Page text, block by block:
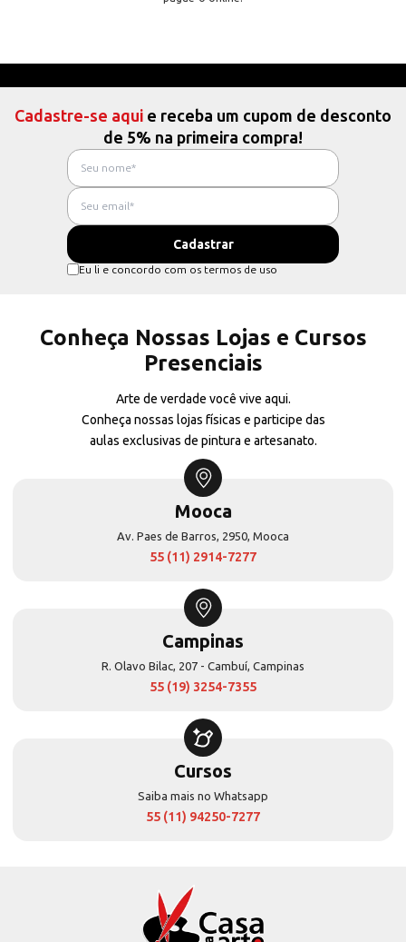
Cadastre-se aqui e receba um cupom de desconto
de 5% na primeira compra!
Eu li e concordo com os termos de uso
Conheça Nossas Lojas e Cursos
Presenciais
Arte de verdade você vive aqui.
Conheça nossas lojas físicas e participe das
aulas exclusivas de pintura e artesanato.
Mooca
Av. Paes de Barros, 2950, Mooca
55 (11) 2914-7277
Campinas
R. Olavo Bilac, 207 - Cambuí, Campinas
55 (19) 3254-7355
Cursos
Saiba mais no Whatsapp
55 (11) 94250-7277